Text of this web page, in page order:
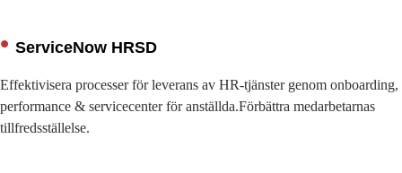
ServiceNow HRSD
Effektivisera processer för leverans av HR-tjänster genom onboarding,
performance & servicecenter för anställda.Förbättra medarbetarnas
tillfredsställelse.